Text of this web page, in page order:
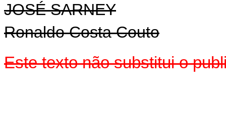
JOSÉ SARNEY
Ronaldo Costa Couto
Este texto não substitui o